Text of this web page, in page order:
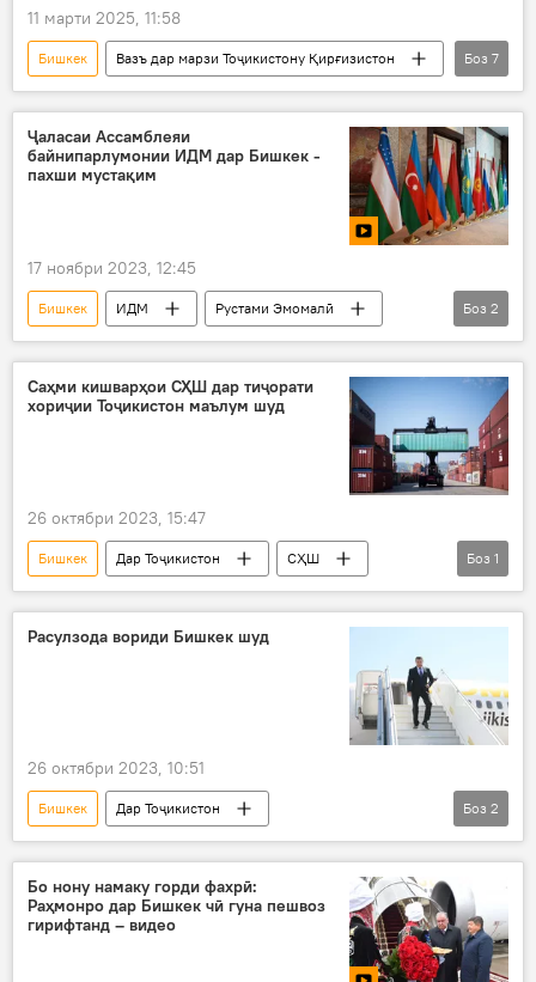
11 марти 2025, 11:58
Бишкек
Вазъ дар марзи Тоҷикистону Қирғизистон
Дар Тоҷикистон
Қирғизистон
Эмомалӣ Раҳмон
созишнома
санад имзо
Боз 7
Ҷаласаи Ассамблеяи
байнипарлумонии ИДМ дар Бишкек - ​​
пахши мустақим
17 ноябри 2023, 12:45
Бишкек ИДМ
Рустами Эмомалӣ
Сиёсат
Видео
Боз 2
Саҳми кишварҳои СҲШ дар тиҷорати
хориҷии Тоҷикистон маълум шуд
26 октябри 2023, 15:47
Бишкек Дар Тоҷикистон
СҲШ
тиҷорат
Боз 1
Расулзода вориди Бишкек шуд
26 октябри 2023, 10:51
Бишкек
Дар Тоҷикистон
Қоҳир Расулзода
СҲШ Сиёсат
Боз 2
Бо нону намаку горди фахрӣ:
Раҳмонро дар Бишкек чӣ гуна пешвоз
гирифтанд – видео